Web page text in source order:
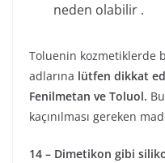
neden olabilir .
Toluenin kozmetiklerde
adlarına lütfen dikkat
Fenilmetan ve Toluol.
kaçınılması gereken
14 – Dimetikon gibi